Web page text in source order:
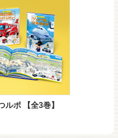
ルポ 【全3巻】